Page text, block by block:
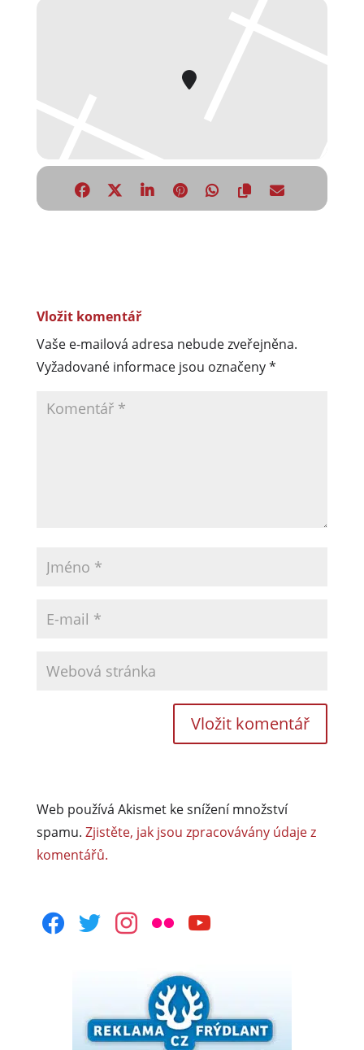
Vložit komentář
Vaše e-mailová adresa nebude zveřejněna.
Vyžadované informace jsou označeny*
Web používá Akismet ke snížení množství
spamu. Zjistěte, jak jsou zpracovávány údaje z
komentářů.
facebooktwitterinstagram
flickr youtube